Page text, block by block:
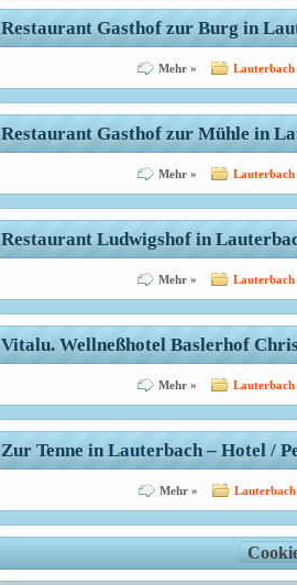
Restaurant Gasthof zur Burg in
Mehr » Lauterbach
Restaurant Gasthof zur Mühle in
Mehr » Lauterbach
Restaurant Ludwigshof in
Mehr » Lauterbach
Vitalu. Wellneßhotel Baslerhof
Mehr » Lauterbach
Zur Tenne in Lauterbach – Hotel /
Mehr » Lauterbach